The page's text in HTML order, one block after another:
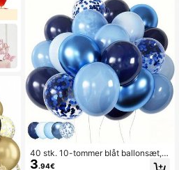
40 stk. 10-tommer blåt ballonsæt,
mørkeblå og lyseblå latexballoner, f
3.94€